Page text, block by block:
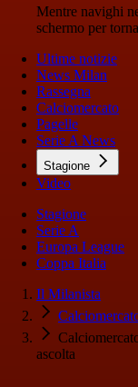
Mentre navighi
schermo per
Ultime notizie
News Milan
Rassegna
Calciomercato
Pagelle
Serie A News
Stagione
Video
Stagione
Serie A
Europa League
Coppa Italia
Il Milanista
ascolta